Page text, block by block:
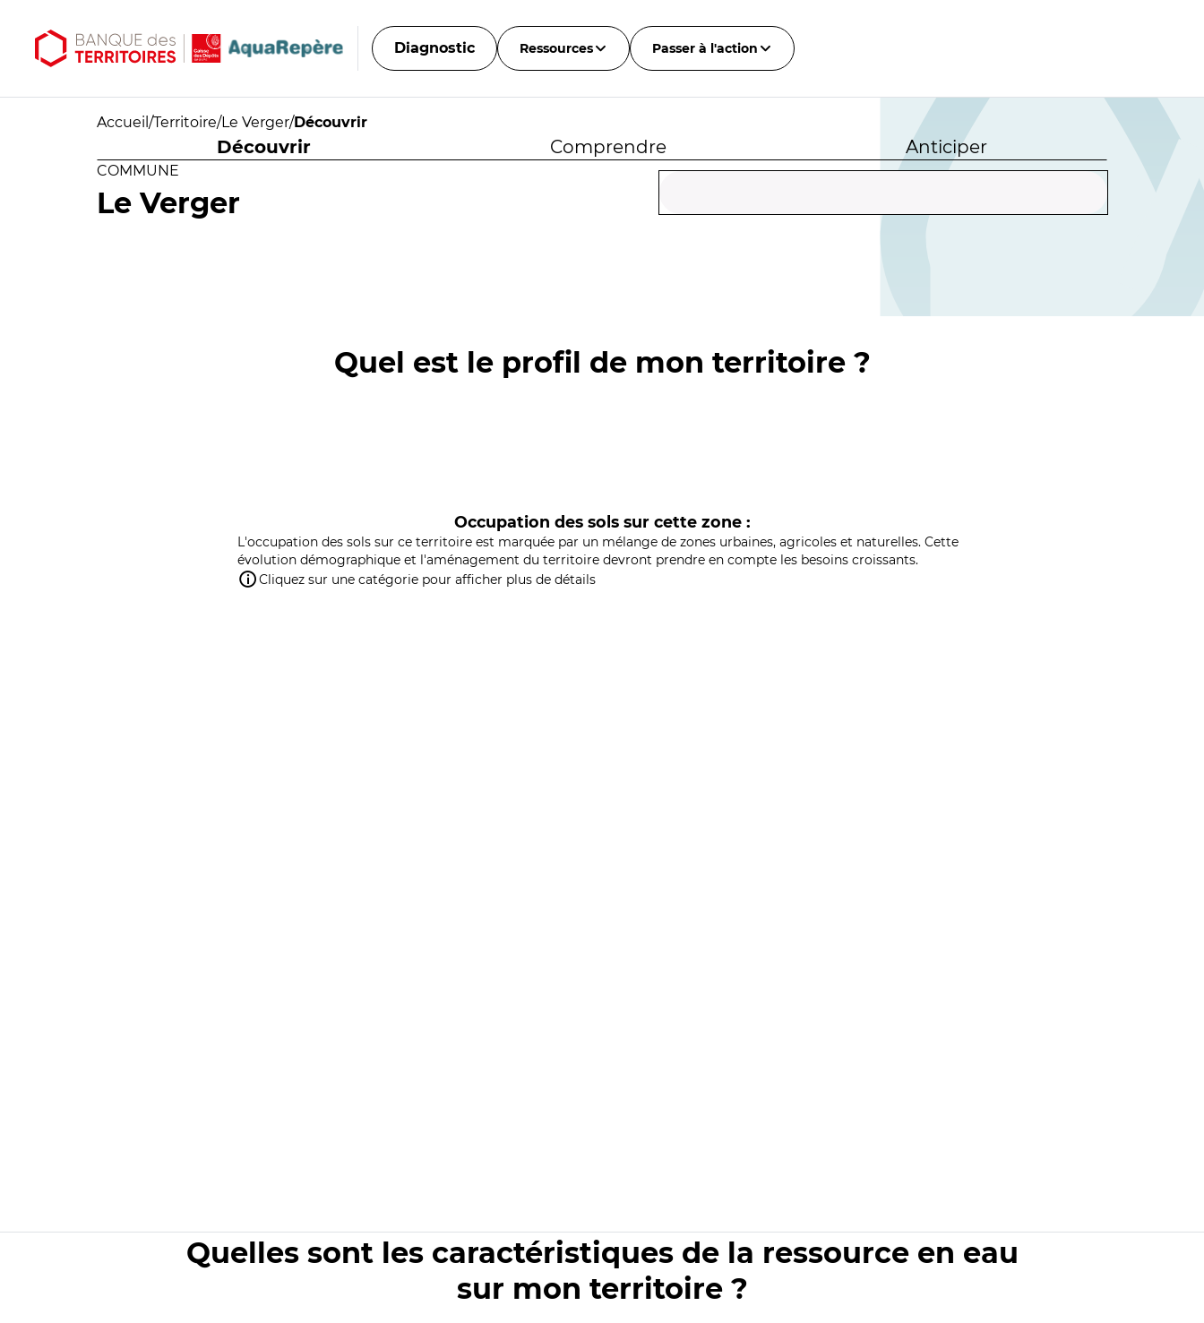
Diagnostic Ressources Passer à l'action
Accueil /Territoire/Le Verger/Découvrir
Découvrir Comprendre Anticiper
COMMUNE
Le Verger
Quel est le profil de mon territoire ?
Occupation des sols sur cette zone :
L'occupation des sols sur ce territoire est marquée par un mélange de zones urbaines, agricoles et naturelles. Cette
évolution démographique et l'aménagement du territoire devront prendre en compte les besoins croissants.
Cliquez sur une catégorie pour afficher plus de détails
Quelles sont les caractéristiques de la ressource en eau
sur mon territoire ?